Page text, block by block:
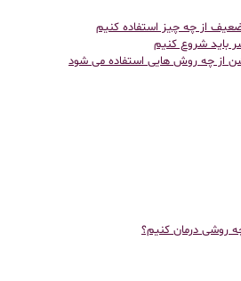
از چه چیز استفاده کنیم
باید شروع کنیم
از چه روش هایی استفاده می شود
روشی درمان کنیم؟